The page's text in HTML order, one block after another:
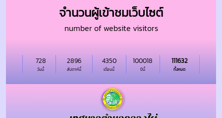
จำนวนผู้เข้าชมเว็บไซต์
number of website visitors
วันนี้
728
สัปดาห์นี้
2896
เดือนนี้
4350
ปีนี้
100018
ทั้งหมด
111632